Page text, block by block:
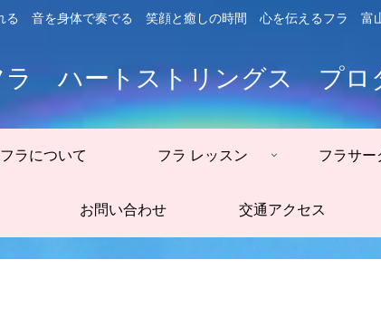
る 音を身体で奏でる 笑顔と癒しの時間 心を伝えるフラ 富
ラ ハートストリングス プロ
フラについて フラ レッスン フラサー
お問い合わせ 交通アクセス